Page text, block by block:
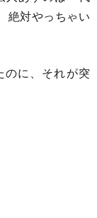
絶対やっちゃい
のに、それが突